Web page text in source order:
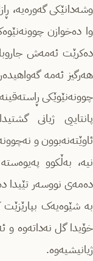
وشەدانێکی گەورەیه،
وا دەخوازن
دەکرێت ئەمەش
هەرگیز ئەمە
چوونەنێوێکی
پانتاییی ژیانی
ئاوێتەنەبوون و
نیە، بەڵکوو
دەمەی نووسەر تێیدا
بە شێوەیەک
خۆیدا گل نەداتەوە و
ژیانیشیەوە.